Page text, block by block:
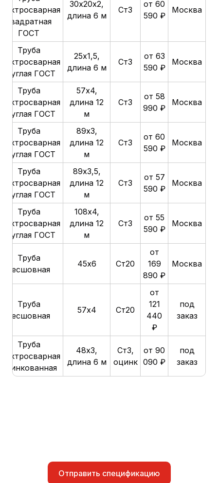
квадратная
ГОСТ
30х20х2,
длина 6 м
Ст3
от 60
590 ₽
Москва
Труба
круглая ГОСТ
25х1,5,
длина 6 м
Ст3
от 63
590 ₽
Москва
Труба
круглая ГОСТ
57х4,
длина 12
м
Ст3
от 58
990 ₽
Москва
Труба
круглая ГОСТ
89х3,
длина 12
м
Ст3
от 60
590 ₽
Москва
Труба
круглая ГОСТ
89х3,5,
длина 12
м
Ст3
от 57
590 ₽
Москва
Труба
круглая ГОСТ
108х4,
длина 12
м
Ст3
от 55
590 ₽
Москва
Труба
бесшовная
45х6 Ст20
от
169
890 ₽
Москва
Труба
бесшовная
57х4 Ст20
от
121
440
₽
под
заказ
Труба
оцинкованная
48х3,
длина 6 м
Ст3,
оцинк
от 90
090 ₽
под
заказ
Отправить спецификацию